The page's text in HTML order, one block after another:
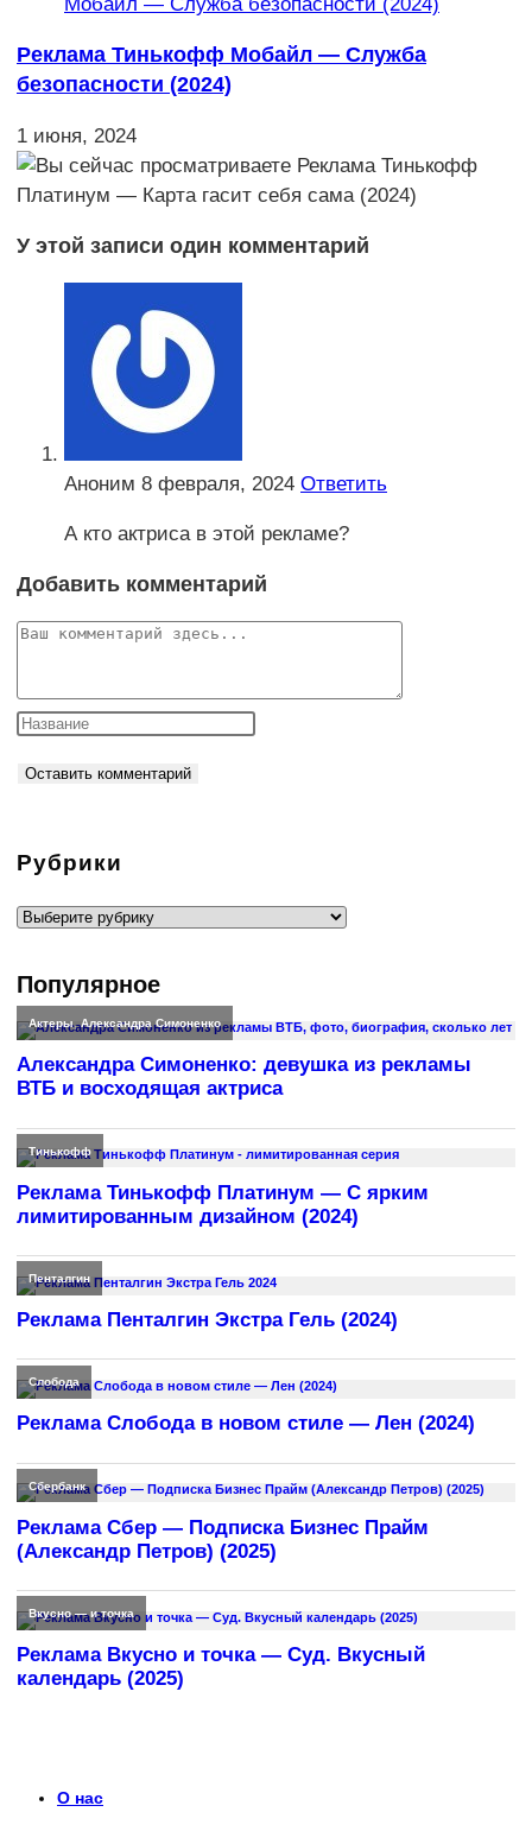
Реклама Тинькофф Мобайл — Служба
безопасности (2024)
1 июня, 2024
У этой записи один комментарий
Аноним 8 февраля, 2024 Ответить
А кто актриса в этой рекламе?
Добавить комментарий
Комментарий
Рубрики
Рубрики
Популярное
Актеры,Александра Симоненко
Александра Симоненко: девушка из рекламы
ВТБ и восходящая актриса
Тинькофф
Реклама Тинькофф Платинум — С ярким
лимитированным дизайном (2024)
Пенталгин
Реклама Пенталгин Экстра Гель (2024)
Слобода
Реклама Слобода в новом стиле — Лен (2024)
Сбербанк
Реклама Сбер — Подписка Бизнес Прайм
(Александр Петров) (2025)
Вкусно — и точка
Реклама Вкусно и точка — Суд. Вкусный
календарь (2025)
О нас